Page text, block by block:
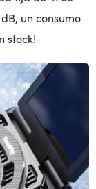
un consumo
stock!